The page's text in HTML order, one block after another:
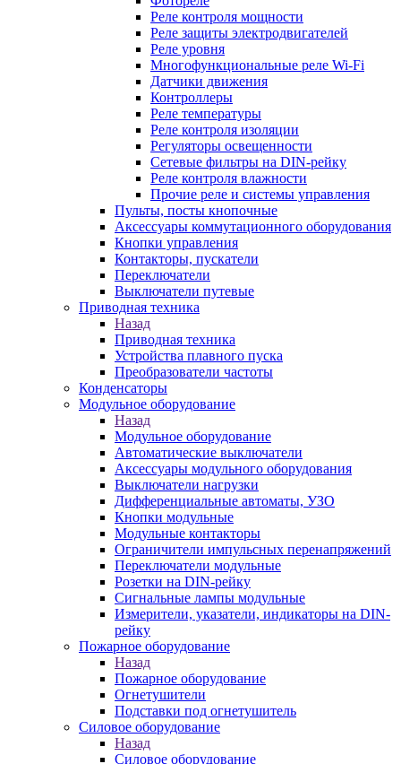
Реле контроля мощности
Реле защиты электродвигателей
Реле уровня
Многофункциональные реле Wi-Fi
Датчики движения
Контроллеры
Реле температуры
Реле контроля изоляции
Регуляторы освещенности
Сетевые фильтры на DIN-рейку
Реле контроля влажности
Прочие реле и системы управления
Пульты, посты кнопочные
Аксессуары коммутационного оборудования
Кнопки управления
Контакторы, пускатели
Переключатели
Выключатели путевые
Приводная техника
Назад
Приводная техника
Устройства плавного пуска
Преобразователи частоты
Конденсаторы
Модульное оборудование
Назад
Модульное оборудование
Автоматические выключатели
Аксессуары модульного оборудования
Выключатели нагрузки
Дифференциальные автоматы, УЗО
Кнопки модульные
Модульные контакторы
Ограничители импульсных перенапряжений
Переключатели модульные
Розетки на DIN-рейку
Сигнальные лампы модульные
Измерители, указатели, индикаторы на DIN-
рейку
Пожарное оборудование
Назад
Пожарное оборудование
Огнетушители
Подставки под огнетушитель
Силовое оборудование
Назад
Силовое оборудование